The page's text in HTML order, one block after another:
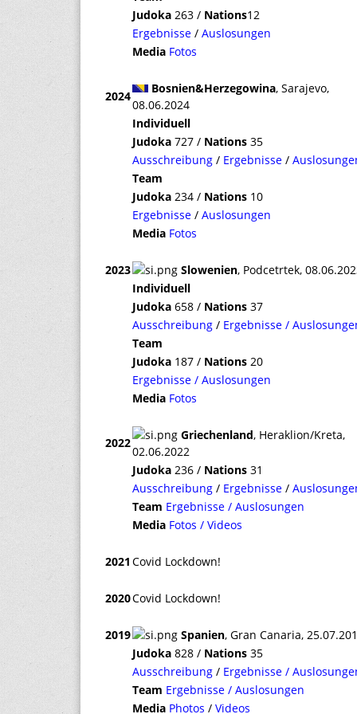
Judoka 263 / Nations12
Ergebnisse/ Auslosungen
Media Fotos
2024
Bosnien&Herzegowina, Sarajevo,
08.06.2024
Individuell
Judoka 727 / Nations 35
Ausschreibung/ Ergebnisse/
Team
Judoka 234 / Nations 10
Ergebnisse/ Auslosungen
Media Fotos
2023 Slowenien, Podcetrtek,
Individuell
Judoka 658 / Nations 37
Ausschreibung/ Ergebnisse /
Team
Judoka 187 / Nations 20
Ergebnisse / Auslosungen
Media Fotos
2022
Griechenland, Heraklion/Kreta,
02.06.2022
Judoka 236 / Nations 31
Ausschreibung/ Ergebnisse/
Team Ergebnisse / Auslosungen
Media Fotos / Videos
2021 Covid Lockdown!
2020Covid Lockdown!
2019 Spanien, Gran Canaria,
Judoka 828 / Nations 35
Ausschreibung/ Ergebnisse /
Team Ergebnisse / Auslosungen
Media Photos / Videos